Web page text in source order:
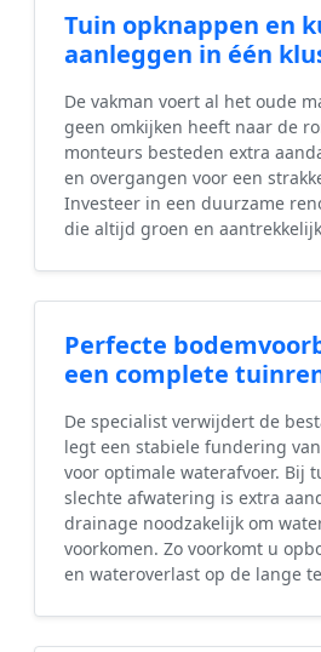
Tuin opknappen en
aanleggen in één
De vakman voert al het oude
geen omkijken heeft naar de
monteurs besteden extra
en overgangen voor een
Investeer in een duurzame
die altijd groen en
Perfecte
een complete
De specialist verwijdert de
legt een stabiele fundering
voor optimale waterafvoer. Bij
slechte afwatering is extra
drainage noodzakelijk om
voorkomen. Zo voorkomt u
en wateroverlast op de lange